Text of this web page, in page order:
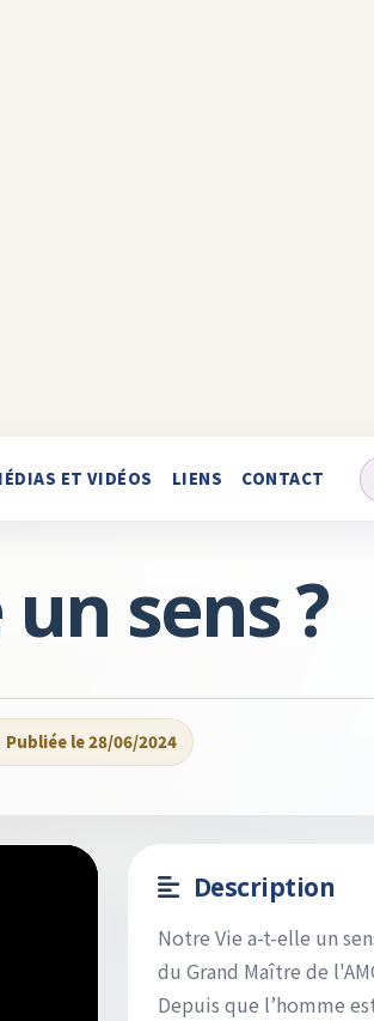
ET VIDÉOS LIENS CONTACT
sens ?
Publiée le 28/06/2024
Description
Notre Vie a-t-elle un
du Grand Maître de
Depuis que l’homme